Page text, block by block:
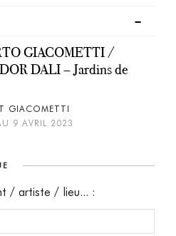
GIACOMETTI /
DALI – Jardins de
GIACOMETTI
9 AVRIL 2023
/ artiste / lieu... :